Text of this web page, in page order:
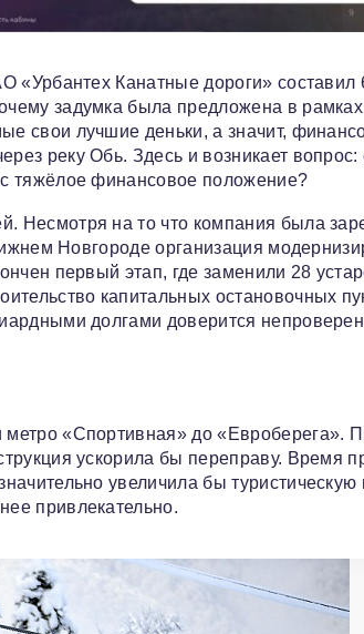
«Урбантех Канатные дороги» составил
задумка была предложена в
свои лучшие деньки, а значит,
реку Обь. Здесь и возникает вопрос:
тяжёлое финансовое положение?
Несмотря на то что компания была
Новгороде организация
первый этап, где заменили 28
капитальных остановочных
долгами доверится
«Спортивная» до «Евроберега».
ускорила бы переправу. Время
увеличила бы туристическую
привлекательно.